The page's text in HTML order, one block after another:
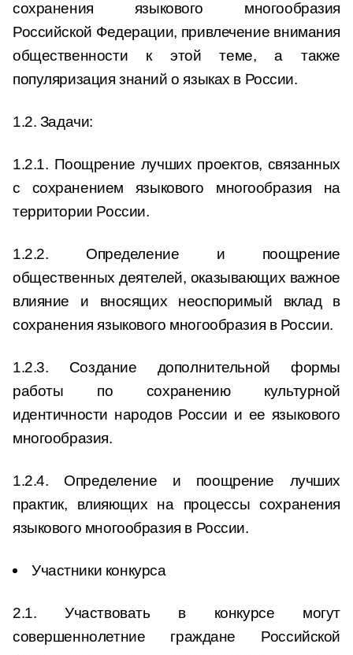
сохранения языкового многообразия
Российской Федерации, привлечение внимания
общественности к этой теме, а также
популяризация знаний о языках в России.
1.2. Задачи:
1.2.1. Поощрение лучших проектов, связанных
с сохранением языкового многообразия на
территории России.
1.2.2. Определение и поощрение
общественных деятелей, оказывающих важное
влияние и вносящих неоспоримый вклад в
сохранения языкового многообразия в России.
1.2.3. Создание дополнительной формы
работы по сохранению культурной
идентичности народов России и ее языкового
многообразия.
1.2.4. Определение и поощрение лучших
практик, влияющих на процессы сохранения
языкового многообразия в России.
Участники конкурса
2.1. Участвовать в конкурсе могут
совершеннолетние граждане Российской